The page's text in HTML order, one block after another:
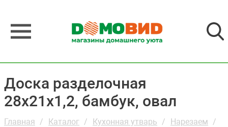
Доска разделочная
28x21x1,2, бамбук, овал
Главная Каталог Кухонная утварь
Нарезаем